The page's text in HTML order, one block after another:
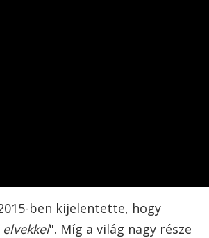
ben kijelentette, hogy
". Míg a világ nagy része